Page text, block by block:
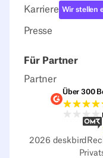
Karriere Wir stellen
Presse
Für Partner
Partner
Über 300
2026 deskbird